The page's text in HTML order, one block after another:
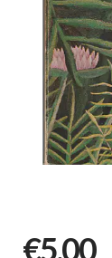
€5,00